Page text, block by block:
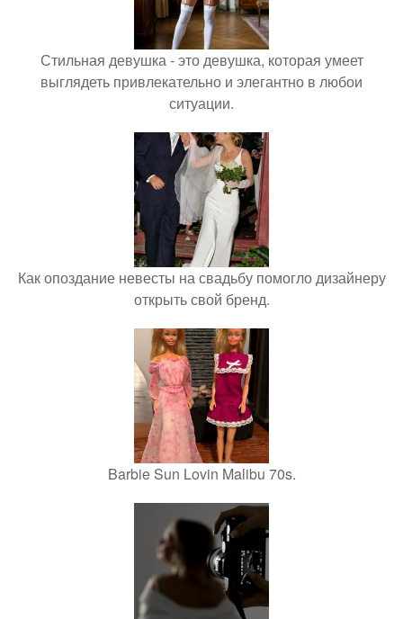
Стильная девушка - это девушка, которая умеет
выглядеть привлекательно и элегантно в любои
ситуации.
Как опоздание невесты на свадьбу помогло дизайнеру
открыть свой бренд.
Barbie Sun Lovin Malibu 70s.